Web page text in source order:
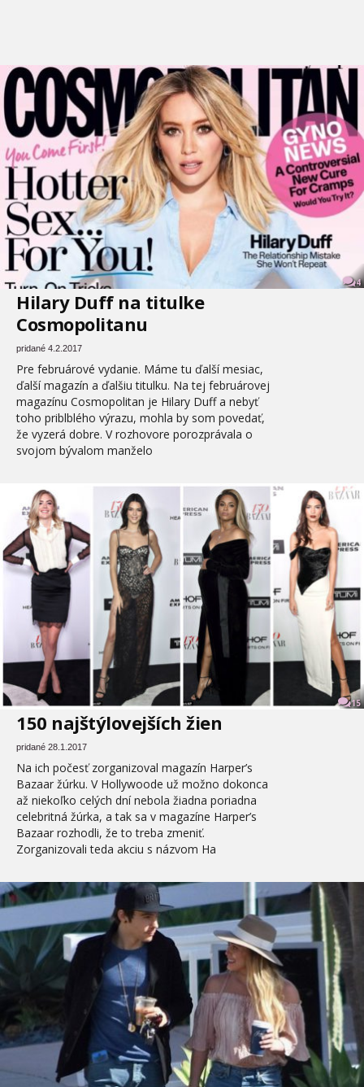
4
Hilary Duff na titulke
Cosmopolitanu
pridané 4.2.2017
Pre februárové vydanie. Máme tu ďalší mesiac,
ďalší magazín a ďalšiu titulku. Na tej februárovej
magazínu Cosmopolitan je Hilary Duff a nebyť
toho priblblého výrazu, mohla by som povedať,
že vyzerá dobre. V rozhovore porozprávala o
svojom bývalom manželo
15
150 najštýlovejších žien
pridané 28.1.2017
Na ich počesť zorganizoval magazín Harper’s
Bazaar žúrku. V Hollywoode už možno dokonca
až niekoľko celých dní nebola žiadna poriadna
celebritná žúrka, a tak sa v magazíne Harper’s
Bazaar rozhodli, že to treba zmeniť.
Zorganizovali teda akciu s názvom Ha